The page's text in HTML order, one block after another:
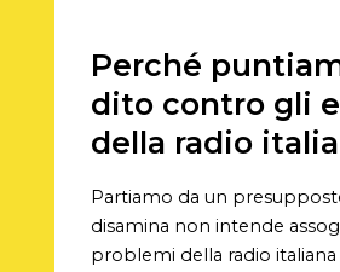
Perché
dito contro gli
della radio
Partiamo da un
disamina non intende
problemi della radio italiana